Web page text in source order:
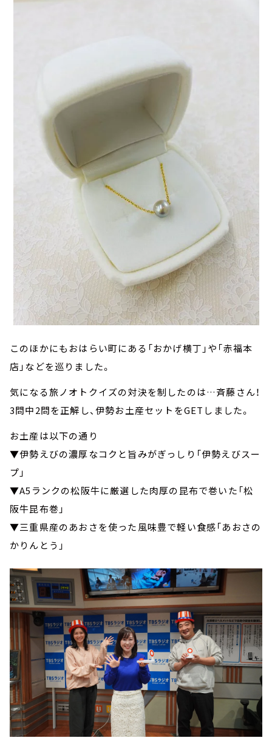
このほかにもおはらい町にある「おかげ横丁」や「赤福本
店」などを巡りました。
気になる旅ノオトクイズの対決を制したのは…斉藤さん！
3問中2問を正解し、伊勢お土産セットをGETしました。
お土産は以下の通り
▼伊勢えびの濃厚なコクと旨みがぎっしり「伊勢えびスー
プ」
▼A5ランクの松阪牛に厳選した肉厚の昆布で巻いた「松
阪牛昆布巻」
▼三重県産のあおさを使った風味豊で軽い食感「あおさの
かりんとう」